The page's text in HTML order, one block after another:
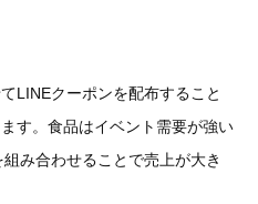
LINEクーポンを配布すること
す。食品はイベント需要が強い
み合わせることで売上が大き